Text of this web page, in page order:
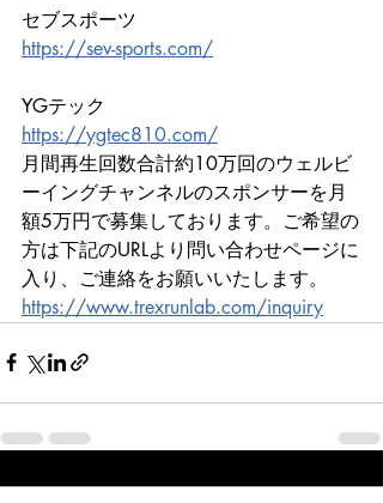
セブスポーツ
https://sev-sports.com/
YGテック
https://ygtec810.com/
月間再生回数合計約10万回のウェルビ
ーイングチャンネルのスポンサーを月
額5万円で募集しております。ご希望の
方は下記のURLより問い合わせページに
入り、ご連絡をお願いいたします。
https://www.trexrunlab.com/inquiry